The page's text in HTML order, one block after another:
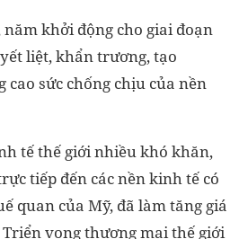
khởi động cho giai đoạn
liệt, khẩn trương, tạo
sức chống chịu của nền
tế thế giới nhiều khó khăn,
tiếp đến các nền kinh tế có
quan của Mỹ, đã làm tăng giá
vọng thương mại thế giới